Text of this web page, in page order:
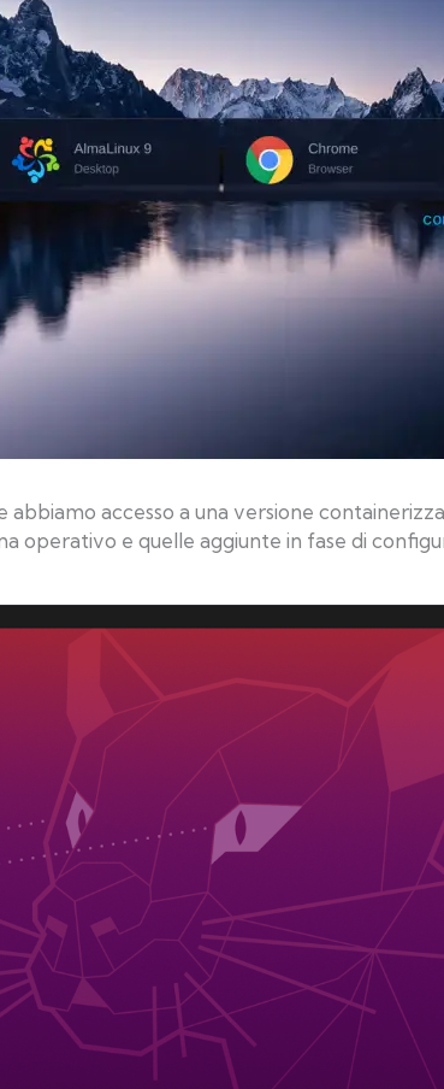
accesso a una versione
operativo e quelle aggiunte in fase di